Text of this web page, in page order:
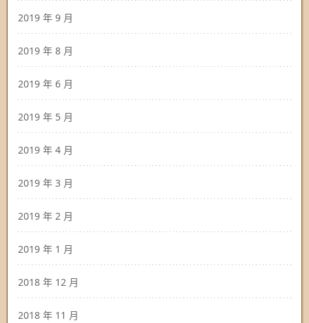
2019 年 9 月
2019 年 8 月
2019 年 6 月
2019 年 5 月
2019 年 4 月
2019 年 3 月
2019 年 2 月
2019 年 1 月
2018 年 12 月
2018 年 11 月